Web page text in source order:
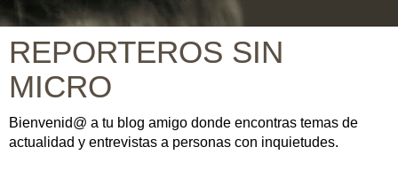
REPORTEROS SIN
MICRO
Bienvenid@ a tu blog amigo donde encontras temas de
actualidad y entrevistas a personas con inquietudes.